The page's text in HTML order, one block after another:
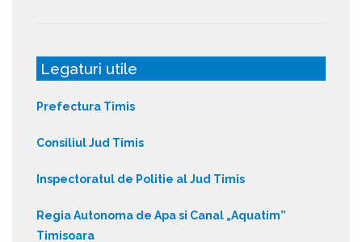
Legaturi utile
Prefectura Timis
Consiliul Jud Timis
Inspectoratul de Politie al Jud Timis
Regia Autonoma de Apa si Canal „Aquatim”
Timisoara